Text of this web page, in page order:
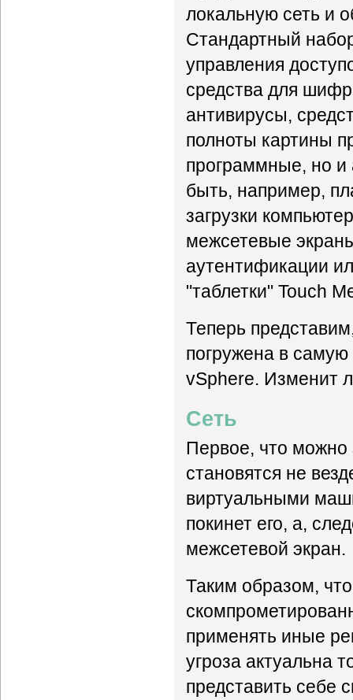
локальную сеть и
Стандартный
управления
средства для
антивирусы,
полноты картины
программные, но и
быть, например,
загрузки
межсетевые
аутентификации
"таблетки" Touch
Теперь
погружена в
vSphere. Изменит
Сеть
Первое, что
становятся не
виртуальными
покинет его, а,
межсетевой экран.
Таким образом,
применять иные
угроза актуальна
представить себе